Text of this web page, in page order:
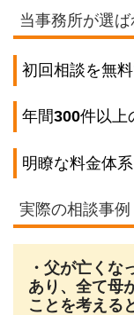
当事務所が選
初回相談を無料
年間300件以上
明瞭な料金体
実際の相談事例
・父が亡くな
あり、全て母
ことを考える